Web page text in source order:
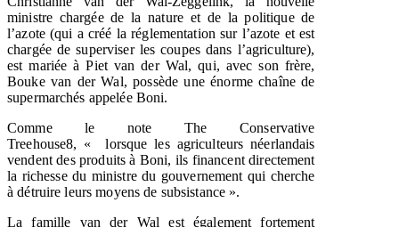
ministre chargée de la nature et de la politique de
l’azote (qui a créé la réglementation sur l’azote et est
chargée de superviser les coupes dans l’agriculture),
est mariée à Piet van der Wal, qui, avec son frère,
Bouke van der Wal, possède une énorme chaîne de
supermarchés appelée Boni.
Comme le note The Conservative
Treehouse8, « lorsque les agriculteurs néerlandais
vendent des produits à Boni, ils financent directement
la richesse du ministre du gouvernement qui cherche
à détruire leurs moyens de subsistance ».
La famille van der Wal est également fortement